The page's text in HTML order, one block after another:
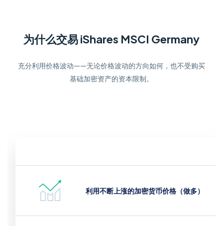
为什么交易 iShares MSCI Germany
充分利用价格波动——无论价格波动的方向如何，也不受购买
基础加密资产的资本限制。
利用不断上涨的加密货币价格（做多）